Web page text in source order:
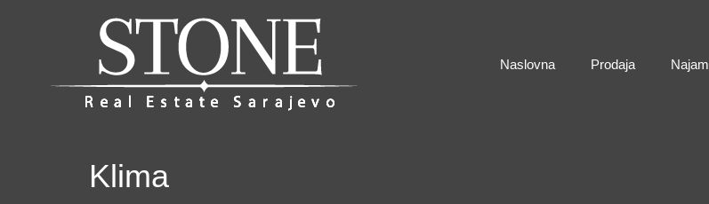
Naslovna Prodaja Najam
Klima